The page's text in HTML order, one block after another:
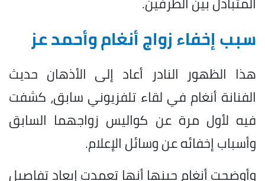
سبب إخفاء زواج أنغام وأحمد عز
هذا الظهور النادر أعاد إلى الأذهان حديث
الفنانة أنغام في لقاء تلفزيوني سابق، كشفت
فيه لأول مرة عن كواليس زواجهما السابق
وأسباب إخفائه عن وسائل الإعلام.
وأوضحت أنغام حينها أنها تعمدت إبعاد تفاصيل